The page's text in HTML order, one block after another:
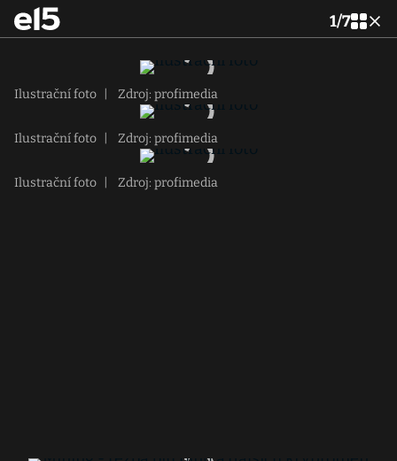
1/7
Ilustrační foto Zdroj: profimedia
Ilustrační foto Zdroj: profimedia
Ilustrační foto Zdroj: profimedia